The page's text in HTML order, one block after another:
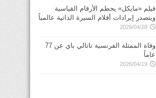
فيلم «مايكل» يحطم الأرقام القياسية
ويتصدر إيرادات أفلام السيرة الذاتية عالمياً
2026/04/28
وفاة الممثلة الفرنسية ناتالي باي عن 77
عاماً
2026/04/19